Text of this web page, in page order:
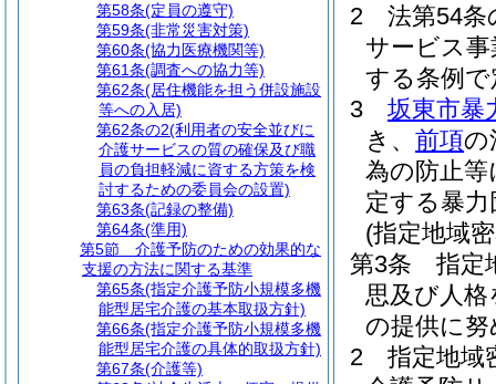
2
法第54条
サービス
する条例
3
坂東市暴
き、 前項の
為の防止
定する暴
(指定地域
第3条
指定
思及び人
の提供に
2
指定地域
第58条(定員の遵守)
第59条(非常災害対策)
第60条(協力医療機関等)
第61条(調査への協力等)
第62条(居住機能を担う併設施設
等への入居)
第62条の2(利用者の安全並びに
介護サービスの質の確保及び職
員の負担軽減に資する方策を検
討するための委員会の設置)
第63条(記録の整備)
第64条(準用)
第5節
介護予防のための効果的な
支援の方法に関する基準
第65条(指定介護予防小規模多機
能型居宅介護の基本取扱方針)
第66条(指定介護予防小規模多機
能型居宅介護の具体的取扱方針)
第67条(介護等)